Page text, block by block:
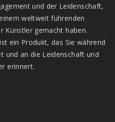
und der Leidenschaft,
weltweit führenden
Künstler gemacht haben.
ein Produkt, das Sie während
und an die Leidenschaft und
erinnert.